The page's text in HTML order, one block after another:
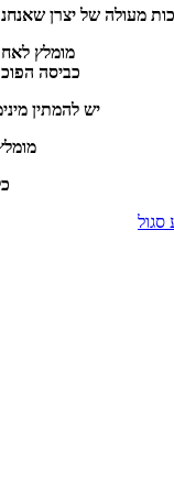
מומלץ
כביסה הפוכה עד 60 מעלות
יש להמתין מינימום 24 שעות לפני
כל 1